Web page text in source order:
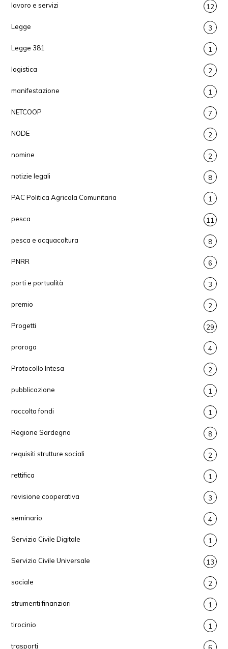
lavoro e servizi 12
Legge 3
Legge 381 1
logistica 2
manifestazione 1
NETCOOP 7
NODE 2
nomine 2
notizie legali 8
PAC Politica Agricola Comunitaria 1
pesca 11
pesca e acquacoltura 8
PNRR 6
porti e portualità 3
premio 2
Progetti 29
proroga 4
Protocollo Intesa 2
pubblicazione 1
raccolta fondi 1
Regione Sardegna 8
requisiti strutture sociali 2
rettifica 1
revisione cooperativa 3
seminario 4
Servizio Civile Digitale 1
Servizio Civile Universale 13
sociale 2
strumenti finanziari 1
tirocinio 1
trasporti 6